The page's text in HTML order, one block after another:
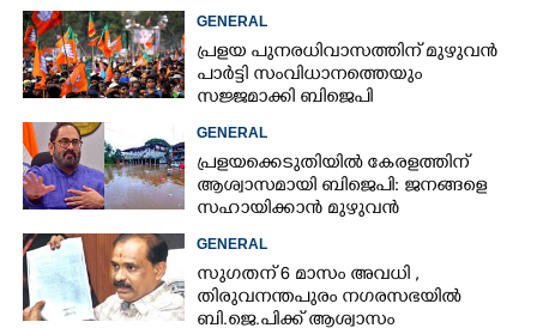
GENERAL
പ്രളയ പുനരധിവാസത്തിന് മുഴുവൻ
പാർട്ടി സംവിധാനത്തെയും
സജ്ജമാക്കി ബിജെപി
GENERAL
പ്രളയക്കെടുതിയിൽ കേരളത്തിന്
ആശ്വാസമായി ബിജെപി: ജനങ്ങളെ
സഹായിക്കാൻ മുഴുവൻ
പാർട്ടി
GENERAL
സുഗതന് 6 മാസം അവധി ,​
തിരുവനന്തപുരം നഗരസഭയിൽ
ബി.ജെ.പിക്ക് ആശ്വാസം